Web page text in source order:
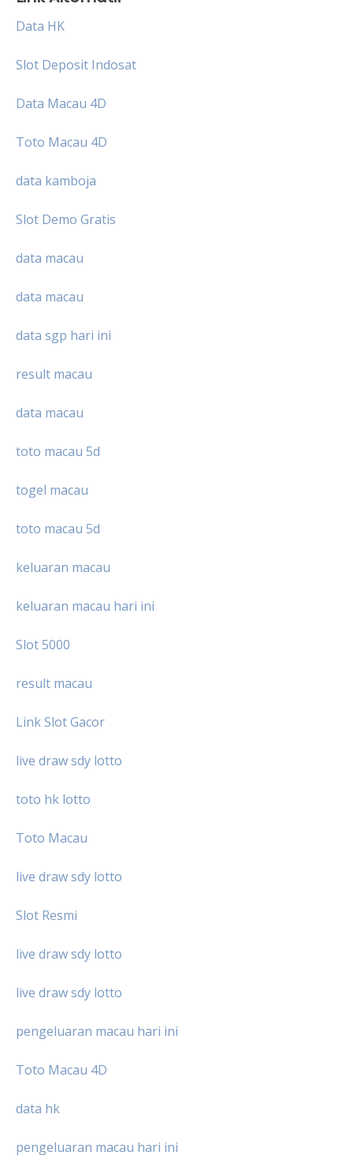
Data HK
Slot Deposit Indosat
Data Macau 4D
Toto Macau 4D
data kamboja
Slot Demo Gratis
data macau
data macau
data sgp hari ini
result macau
data macau
toto macau 5d
togel macau
toto macau 5d
keluaran macau
keluaran macau hari ini
Slot 5000
result macau
Link Slot Gacor
live draw sdy lotto
toto hk lotto
Toto Macau
live draw sdy lotto
Slot Resmi
live draw sdy lotto
live draw sdy lotto
pengeluaran macau hari ini
Toto Macau 4D
data hk
pengeluaran macau hari ini